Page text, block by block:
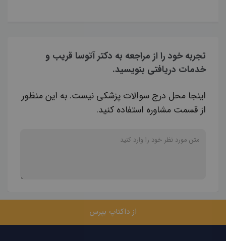
تجربه خود را از مراجعه به دکتر آتوسا قریب و
خدمات دریافتی بنویسید.
اینجا محل درج سوالات پزشکی نیست. به این منظور
از قسمت مشاوره استفاده کنید.
از داکتاپ بپرس